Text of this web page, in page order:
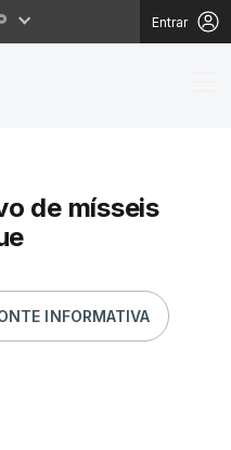
Entrar
síria alvo
de mísseis
INFORMATIVA